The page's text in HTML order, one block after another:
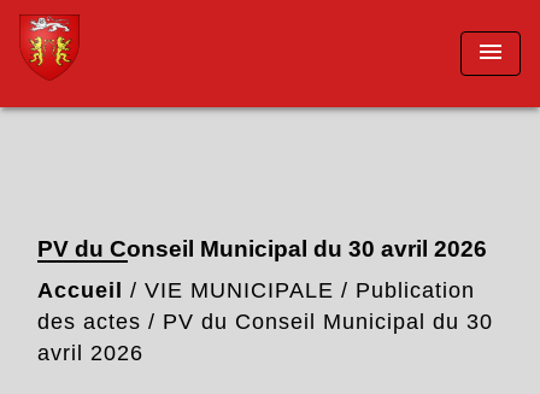
menu
PV du Conseil Municipal du 30 avril 2026
Accueil / VIE MUNICIPALE / Publication
des actes / PV du Conseil Municipal du 30
avril 2026